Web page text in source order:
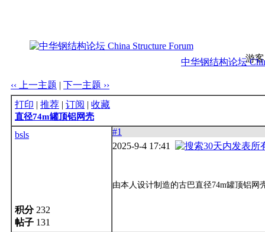
游
中华钢结构论坛
‹‹ 上一主题 | 下一主题 ››
打印 | 推荐 | 订阅 | 收藏
直径74m罐顶铝网壳
bsls
积分232
帖子 131
#1
2025-9-4 17:41
由本人设计制造的古巴直径74m罐顶铝网